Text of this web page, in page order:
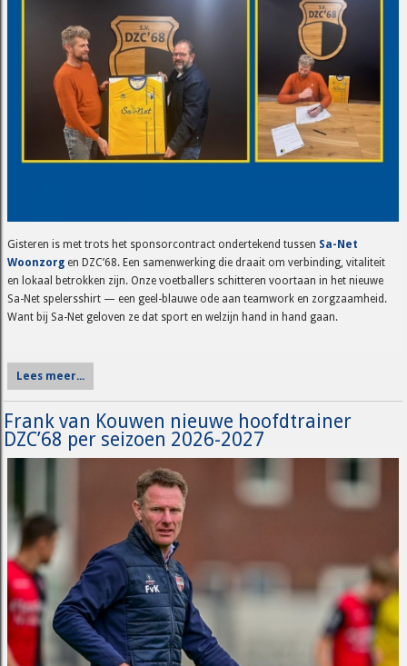
Gisteren is met trots het sponsorcontract ondertekend tussen Sa-Net
Woonzorg en DZC’68. Een samenwerking die draait om verbinding, vitaliteit
en lokaal betrokken zijn. Onze voetballers schitteren voortaan in het nieuwe
Sa-Net spelersshirt — een geel-blauwe ode aan teamwork en zorgzaamheid.
Want bij Sa-Net geloven ze dat sport en welzijn hand in hand gaan.
Lees meer...
Frank van Kouwen nieuwe hoofdtrainer
DZC’68 per seizoen 2026-2027